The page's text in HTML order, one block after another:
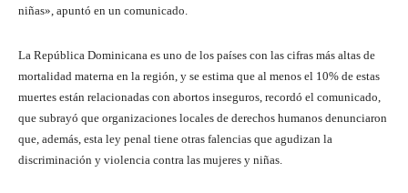
niñas», apuntó en un comunicado.
La República Dominicana es uno de los países con las cifras más altas de
mortalidad materna en la región, y se estima que al menos el 10% de estas
muertes están relacionadas con abortos inseguros, recordó el comunicado,
que subrayó que organizaciones locales de derechos humanos denunciaron
que, además, esta ley penal tiene otras falencias que agudizan la
discriminación y violencia contra las mujeres y niñas.